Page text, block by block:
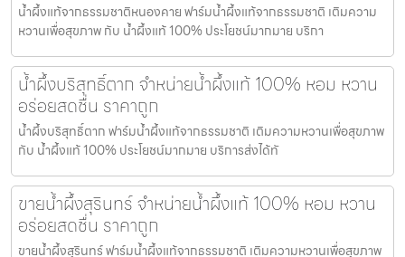
น้ำผึ้งแท้จากธรรมชาติหนองคาย ฟาร์มน้ำผึ้งแท้จากธรรมชาติ เติมความ
หวานเพื่อสุขภาพ กับ น้ำผึ้งแท้ 100% ประโยชน์มากมาย บริกา
น้ำผึ้งบริสุทธิ์ตาก จำหน่ายน้ำผึ้งแท้ 100% หอม หวาน
อร่อยสดชื่น ราคาถูก
น้ำผึ้งบริสุทธิ์ตาก ฟาร์มน้ำผึ้งแท้จากธรรมชาติ เติมความหวานเพื่อสุขภาพ
กับ น้ำผึ้งแท้ 100% ประโยชน์มากมาย บริการส่งได้ทั
ขายน้ำผึ้งสุรินทร์ จำหน่ายน้ำผึ้งแท้ 100% หอม หวาน
อร่อยสดชื่น ราคาถูก
ขายน้ำผึ้งสุรินทร์ ฟาร์มน้ำผึ้งแท้จากธรรมชาติ เติมความหวานเพื่อสุขภาพ